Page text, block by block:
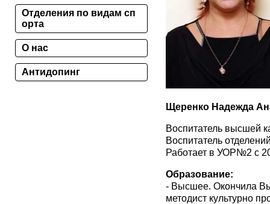
Щеренко Надежда
Воспитатель высшей
Воспитатель
Работает в УОР№2 с
Образование:
- Высшее. Окончила
методист культурно
Отделения по видам сп
орта
О нас
Антидопинг